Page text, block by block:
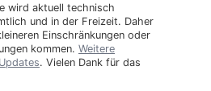
wird aktuell technisch
und in der Freizeit. Daher
Einschränkungen oder
kommen. Weitere
. Vielen Dank für das